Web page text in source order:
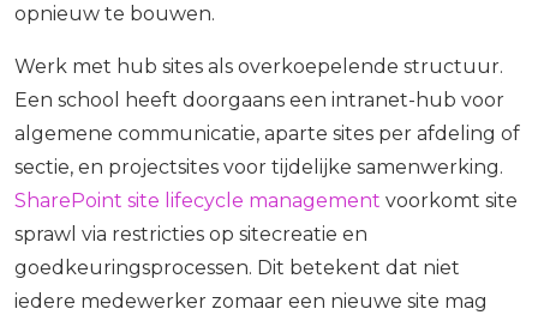
opnieuw te bouwen.
Werk met hub sites als overkoepelende structuur.
Een school heeft doorgaans een intranet-hub voor
algemene communicatie, aparte sites per afdeling of
sectie, en projectsites voor tijdelijke samenwerking.
SharePoint site lifecycle management voorkomt site
sprawl via restricties op sitecreatie en
goedkeuringsprocessen. Dit betekent dat niet
iedere medewerker zomaar een nieuwe site mag